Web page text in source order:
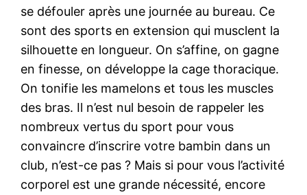
se défouler après une journée au bureau. Ce
sont des sports en extension qui musclent la
silhouette en longueur. On s’affine, on gagne
en finesse, on développe la cage thoracique.
On tonifie les mamelons et tous les muscles
des bras. Il n’est nul besoin de rappeler les
nombreux vertus du sport pour vous
convaincre d’inscrire votre bambin dans un
club, n’est-ce pas ? Mais si pour vous l’activité
corporel est une grande nécessité, encore